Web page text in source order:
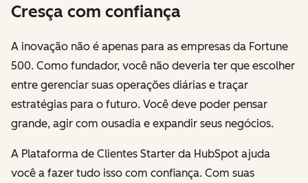
Cresça com confiança
A inovação não é apenas para as empresas da Fortune
500. Como fundador, você não deveria ter que escolher
entre gerenciar suas operações diárias e traçar
estratégias para o futuro. Você deve poder pensar
grande, agir com ousadia e expandir seus negócios.
A Plataforma de Clientes Starter da HubSpot ajuda
você a fazer tudo isso com confiança. Com suas